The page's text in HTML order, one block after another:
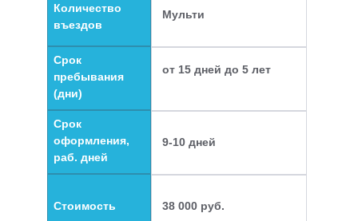
Мульти
38 000 руб.
Стоимость
Срок
оформления,
раб. дней
9-10 дней
Срок
пребывания
(дни)
Количество
въездов
от 15 дней до 5 лет